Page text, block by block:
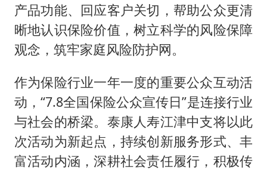
产品功能、回应客户关切，帮助公众更清
晰地认识保险价值，树立科学的风险保障
观念，筑牢家庭风险防护网。
作为保险行业一年一度的重要公众互动活
动，“7.8全国保险公众宣传日”是连接行业
与社会的桥梁。泰康人寿江津中支将以此
次活动为新起点，持续创新服务形式、丰
富活动内涵，深耕社会责任履行，积极传